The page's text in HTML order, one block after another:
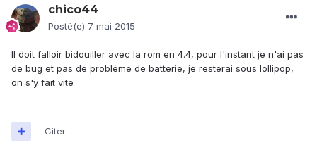
chico44
Posté(e) 7 mai 2015
Il doit falloir bidouiller avec la rom en 4.4, pour l'instant je n'ai pas
de bug et pas de problème de batterie, je resterai sous lollipop,
on s'y fait vite
Citer